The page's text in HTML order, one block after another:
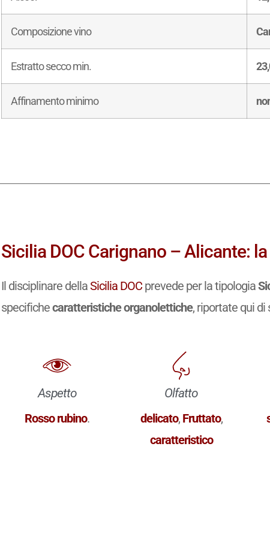
Composizione vino
Estratto secco min.
Affinamento minimo
Sicilia DOC Carignano – Alicante:
Il disciplinare dellaSicilia DOC prevede per la tipologia
specifichecaratteristiche organolettiche, riportate qui di
Aspetto
Rosso rubino.
Olfatto
delicato, Fruttato,
caratteristico